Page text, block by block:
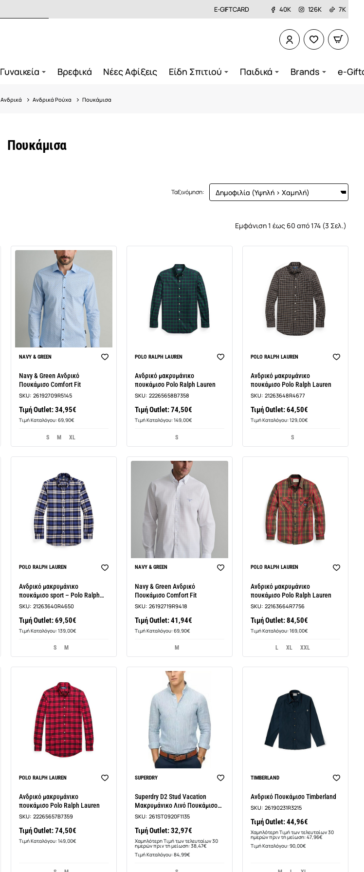
E-GIFTCARD 40K 126K 7K
Γυναικεία Βρεφικά Νέες Αφίξεις Είδη Σπιτιού Παιδικά Brands e-
Πουκάμισα
Ανδρικά Ανδρικά Ρούχα Πουκάμισα
Ταξινόμηση:
Εμφάνιση 1 έως 60 από 174 (3 Σελ.)
NAVY & GREEN
Navy & Green Ανδρικό
Πουκάμισο Comfort Fit
SKU: 26192709R5145
Τιμή Outlet: 34,95€
Τιμή Καταλόγου: 69,90€
S M XL
POLO RALPH LAUREN
Ανδρικό μακρυμάνικο
πουκάμισο Polo Ralph Lauren
SKU: 22265658B7358
Τιμή Outlet: 74,50€
Τιμή Καταλόγου: 149,00€
S
POLO RALPH LAUREN
Ανδρικό μακρυμάνικο
πουκάμισο Polo Ralph Lauren
SKU: 21263648R4677
Τιμή Outlet: 64,50€
Τιμή Καταλόγου: 129,00€
S
POLO RALPH LAUREN
Ανδρικό μακρυμάνικο
πουκάμισο sport – Polo Ralph
Lauren
SKU: 21263640R4650
Τιμή Outlet: 69,50€
Τιμή Καταλόγου: 139,00€
S M
NAVY & GREEN
Navy & Green Ανδρικό
Πουκάμισο Comfort Fit
SKU: 26192719R9418
Τιμή Outlet: 41,94€
Τιμή Καταλόγου: 69,90€
M
POLO RALPH LAUREN
Ανδρικό μακρυμάνικο
πουκάμισο Polo Ralph Lauren
SKU: 22163664R7756
Τιμή Outlet: 84,50€
Τιμή Καταλόγου: 169,00€
L XL XXL
POLO RALPH LAUREN
Ανδρικό μακρυμάνικο
πουκάμισο Polo Ralph Lauren
SKU: 22265657B7359
Τιμή Outlet: 74,50€
Τιμή Καταλόγου: 149,00€
-14%
SUPERDRY
Superdry D2 Stud Vacation
Μακρυμάνικo Λινό Πουκάμισο
σε Φαρδιά Γραμμή
SKU: 261ST0920F1135
Τιμή Outlet: 32,97€
Χαμηλότερη Τιμή των τελευταίων 30
ημερών πριν τη μείωση: 38,47€
Τιμή Καταλόγου: 84,99€
-6%
TIMBERLAND
Ανδρικό Πουκάμισο Timberland
SKU: 26190231R3215
Τιμή Outlet: 44,96€
Χαμηλότερη Τιμή των τελευταίων 30
ημερών πριν τη μείωση: 47,96€
Τιμή Καταλόγου: 90,00€